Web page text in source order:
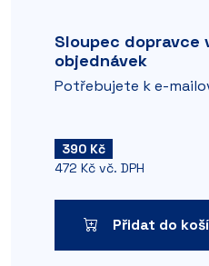
Sloupec dopravce
objednávek
Potřebujete k e-
390 Kč
472 Kč vč. DPH
Přidat do